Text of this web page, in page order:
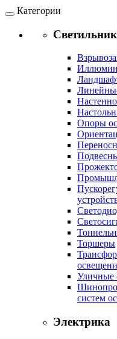
Категории
Опоры
Торшеры
Уличные
систем
Электрика